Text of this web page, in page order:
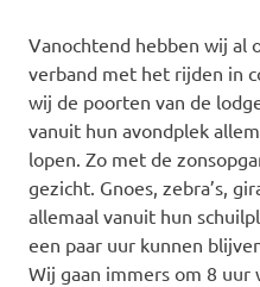
Vanochtend hebben wij al
verband met het rijden in
wij de poorten van de
vanuit hun avondplek
lopen. Zo met de
gezicht. Gnoes, zebra’s,
allemaal vanuit hun
een paar uur kunnen
Wij gaan immers om 8 uur